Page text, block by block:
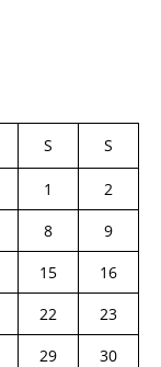
S S
1
2
8
9
15
16
22
23
29
30